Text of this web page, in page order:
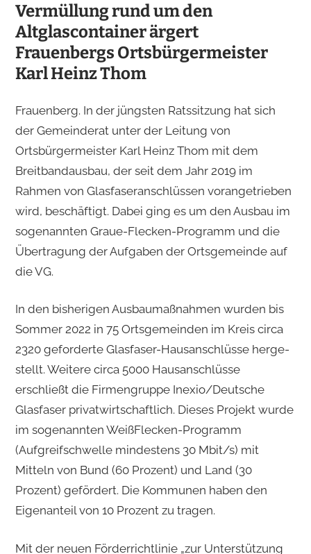
Vermüllung rund um den
Altglascontainer ärgert
Frauenbergs Ortsbürgermeister
Karl Heinz Thom
Frauenberg. In der jüngsten Ratssitzung hat sich
der Gemeinderat unter der Leitung von
Ortsbürgermeister Karl Heinz Thom mit dem
Breitbandausbau, der seit dem Jahr 2019 im
Rahmen von Glasfaseranschlüssen vorangetrieben
wird, beschäftigt. Dabei ging es um den Ausbau im
sogenannten Graue-Flecken-Pro­gramm und die
Übertragung der Auf­ga­ben der Ortsgemeinde auf
die VG.
In den bisherigen Ausbaumaßnahmen wurden bis
Sommer 2022 in 75 Ortsgemeinden im Kreis circa
2320 geforderte Glasfaser-Hausanschlüsse herge­
stellt. Weitere circa 5000 Hausanschlüsse
erschließt die Firmengruppe Inexio/Deutsche
Glasfaser privatwirt­schaftlich. Dieses Projekt wurde
im sogenannten WeißFlecken-Programm
(Aufgreif­schwelle mindes­tens 30 Mbit/s) mit
Mitteln von Bund (60 Pro­zent) und Land (30
Prozent) gefördert. Die Kommunen haben den
Eigenanteil von 10 Prozent zu tragen.
Mit der neuen Förderrichtlinie „zur Unterstützung